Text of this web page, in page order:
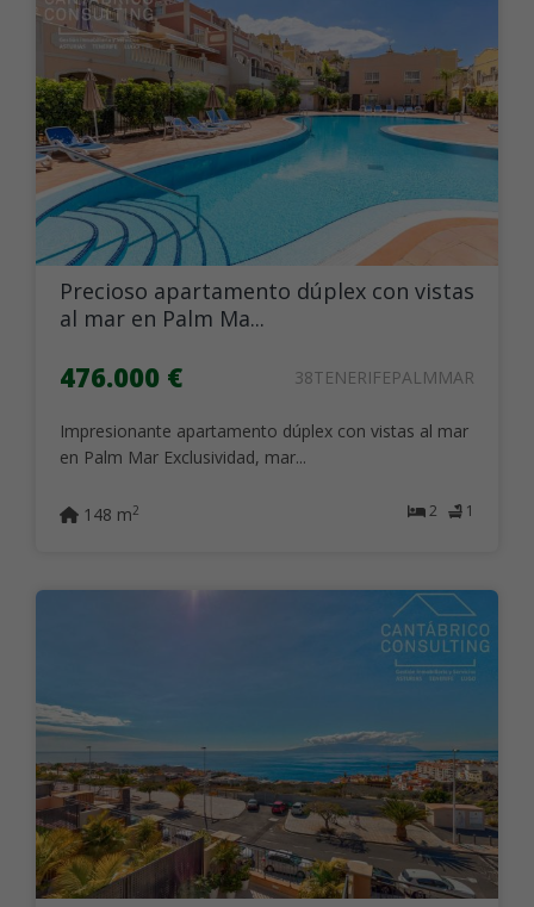
Precioso apartamento dúplex con vistas
al mar en Palm Ma...
476.000 € 38TENERIFEPALMMAR
Impresionante apartamento dúplex con vistas al mar
en Palm Mar Exclusividad, mar...
2 1
148 m2